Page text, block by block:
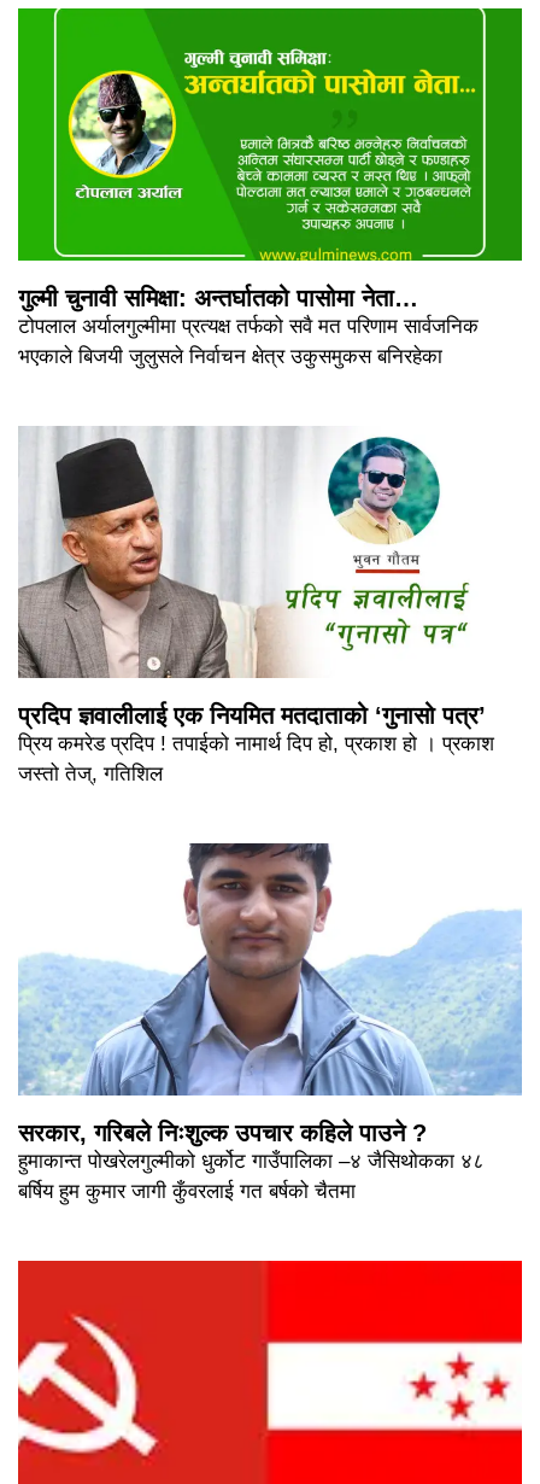
गुल्मी चुनावी समिक्षा: अन्तर्घातको पासोमा नेता…
टोपलाल अर्यालगुल्मीमा प्रत्यक्ष तर्फको सवै मत परिणाम सार्वजनिक
भएकाले बिजयी जुलुसले निर्वाचन क्षेत्र उकुसमुकस बनिरहेका
प्रदिप ज्ञवालीलाई एक नियमित मतदाताको ‘गुनासो पत्र’
प्रिय कमरेड प्रदिप ! तपाईको नामार्थ दिप हो, प्रकाश हो । प्रकाश
जस्तो तेज्, गतिशिल
सरकार, गरिबले निःशुल्क उपचार कहिले पाउने ?
हुमाकान्त पोखरेलगुल्मीको धुर्कोट गाउँपालिका –४ जैसिथोकका ४८
बर्षिय हुम कुमार जागी कुँवरलाई गत बर्षको चैतमा